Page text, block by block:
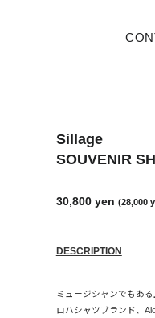
Sillage
SOUVENIR
通
販
30,800 yen (28,000
DESCRIPTION
ミュージシャンでもあ
ロハシャツブランド、